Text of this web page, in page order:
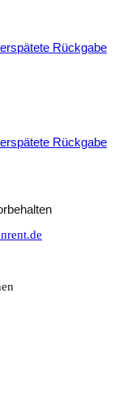
Rückgabe
Rückgabe